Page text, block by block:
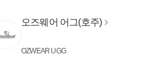
오즈웨어 어그(호주)
OZWEAR UGG